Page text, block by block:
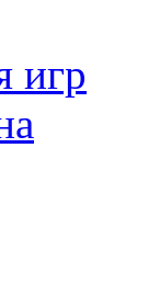
игр